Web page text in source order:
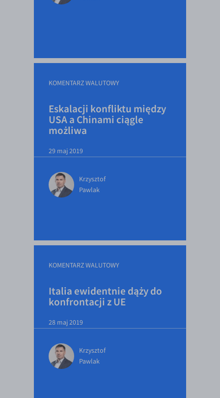
EUR/CZK
EUR/DKK
EUR/SEK
EUR/AUD
EUR/CNY
EUR/HKD
EUR/JPY
EUR/SGD
EUR/TRY
EUR/ZAR
USD/CHF
KOMENTARZ WALUTOWY
Eskalacji konfliktu między
USA a Chinami ciągle
możliwa
29 maj 2019
Krzysztof
Pawlak
KOMENTARZ WALUTOWY
Italia ewidentnie dąży do
konfrontacji z UE
28 maj 2019
Krzysztof
Pawlak